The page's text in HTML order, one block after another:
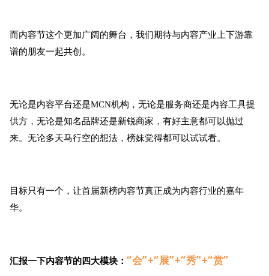
而内容节这个更加广阔的舞台，我们期待与内容产业上下游靠
谱的朋友一起共创。
无论是内容平台还是MCN机构，无论是服务商还是内容工具提
供方，无论是知名品牌还是新锐商家，有好主意都可以抛过
来。无论多天马行空的想法，榜妹觉得都可以试试看。
目标只有一个，让首届新榜内容节真正成为内容行业的嘉年
华。
汇报一下内容节的四大模块： “会”+“展”+“秀”+“赏”